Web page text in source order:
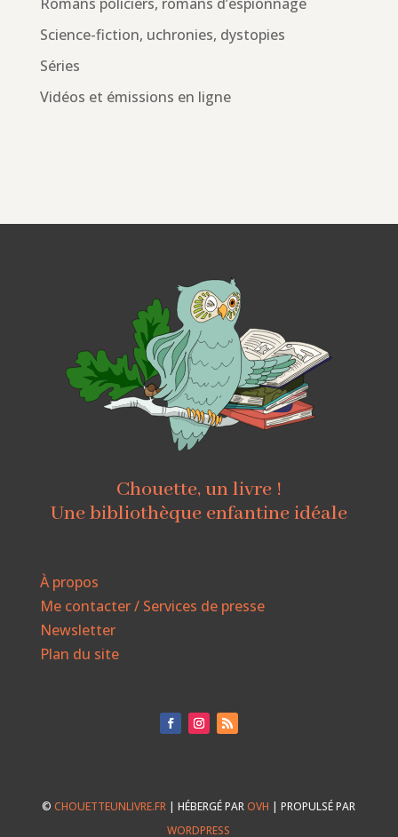
Science-fiction, uchronies, dystopies
Séries
Vidéos et émissions en ligne
Chouette, un livre !
Une bibliothèque enfantine idéale
À propos
Me contacter / Services de presse
Newsletter
Plan du site
©CHOUETTEUNLIVRE.FR | HÉBERGÉ PAROVH | PROPULSÉ PAR
WORDPRESS